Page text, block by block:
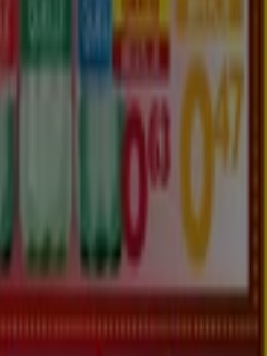
México
United States
Portugal
Österreich
South Africa
Canada
한국
Belgique
România
Maroc
republika
Magyarország